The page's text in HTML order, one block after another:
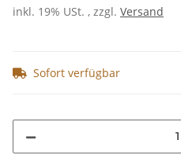
inkl. 19% USt. , zzgl. Versand
Sofort verfügbar